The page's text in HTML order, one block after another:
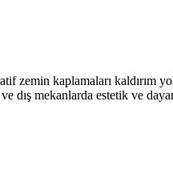
zemin kaplamaları
dış mekanlarda estetik ve